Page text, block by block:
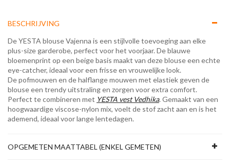
BESCHRIJVING
De YESTA blouse Vajenna is een stijlvolle toevoeging aan elke
plus-size garderobe, perfect voor het voorjaar. De blauwe
bloemenprint op een beige basis maakt van deze blouse een echte
eye-catcher, ideaal voor een frisse en vrouwelijke look.
De pofmouwen en de halflange mouwen met elastiek geven de
blouse een trendy uitstraling en zorgen voor extra comfort.
Perfect te combineren met YESTA vest Vedhika. Gemaakt van een
hoogwaardige viscose-nylon mix, voelt de stof zacht aan en is het
ademend, ideaal voor lange lentedagen.
OPGEMETEN MAATTABEL (ENKEL GEMETEN)